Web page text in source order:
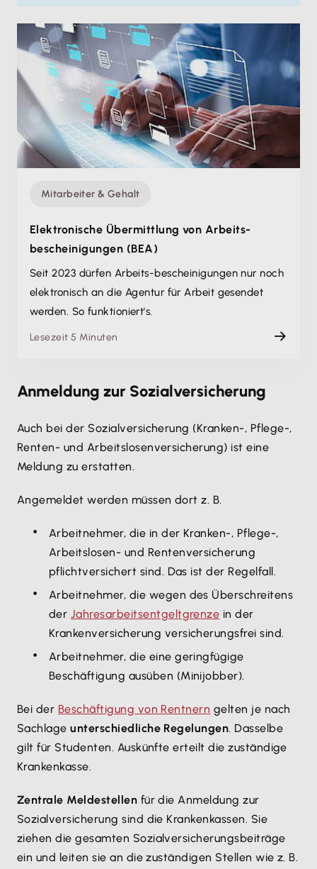
Mitarbeiter & Gehalt
Elektronische Übermittlung von Arbeits-
bescheinigungen (BEA)
Seit 2023 dürfen Arbeits-bescheinigungen nur noch
elektronisch an die Agentur für Arbeit gesendet
werden. So funktioniert's.
Lesezeit 5 Minuten
Anmeldung zur Sozialversicherung
Auch bei der Sozialversicherung (Kranken-, Pflege-,
Renten- und Arbeitslosenversicherung) ist eine
Meldung zu erstatten.
Angemeldet werden müssen dort z. B.
Arbeitnehmer, die in der Kranken-, Pflege-,
Arbeitslosen- und Rentenversicherung
pflichtversichert sind. Das ist der Regelfall.
Arbeitnehmer, die wegen des Überschreitens
der Jahresarbeitsentgeltgrenze in der
Krankenversicherung versicherungsfrei sind.
Arbeitnehmer, die eine geringfügige
Beschäftigung ausüben (Minijobber).
Bei der Beschäftigung von Rentnern gelten je nach
Sachlageunterschiedliche Regelungen. Dasselbe
gilt für Studenten. Auskünfte erteilt die zuständige
Krankenkasse.
Zentrale Meldestellen für die Anmeldung zur
Sozialversicherung sind die Krankenkassen. Sie
ziehen die gesamten Sozialversicherungsbeiträge
ein und leiten sie an die zuständigen Stellen wie z. B.